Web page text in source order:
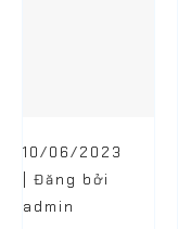
10/06/2023
| Đăng bởi
admin